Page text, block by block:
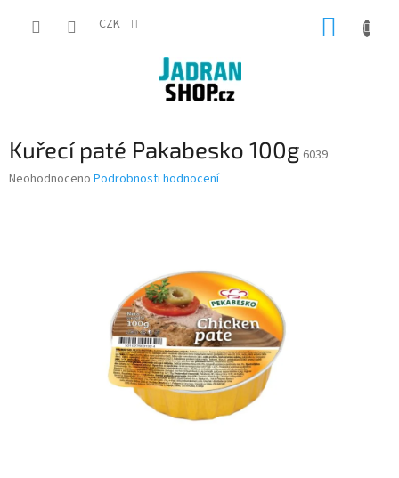
CZK
Kuřecí paté Pakabesko 100g 6039
Průměrné
Neohodnoceno Podrobnosti hodnocení